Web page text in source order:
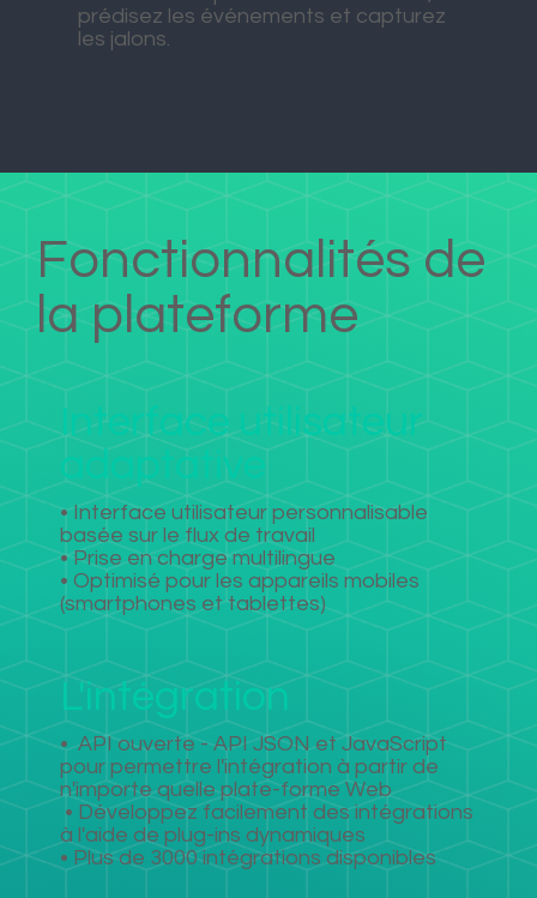
Interface utilisateur
adaptative
• Interface utilisateur personnalisable
basée sur le flux de travail
• Prise en charge multilingue
• Optimisé pour les appareils mobiles
(smartphones et tablettes)
L'intégration
• API ouverte - API JSON et JavaScript
pour permettre l'intégration à partir de
n'importe quelle plate-forme Web
• Développez facilement des intégrations
à l'aide de plug-ins dynamiques
• Plus de 3000 intégrations disponibles
Fonctionnalités de
la plateforme
prédisez les événements et capturez
les jalons.